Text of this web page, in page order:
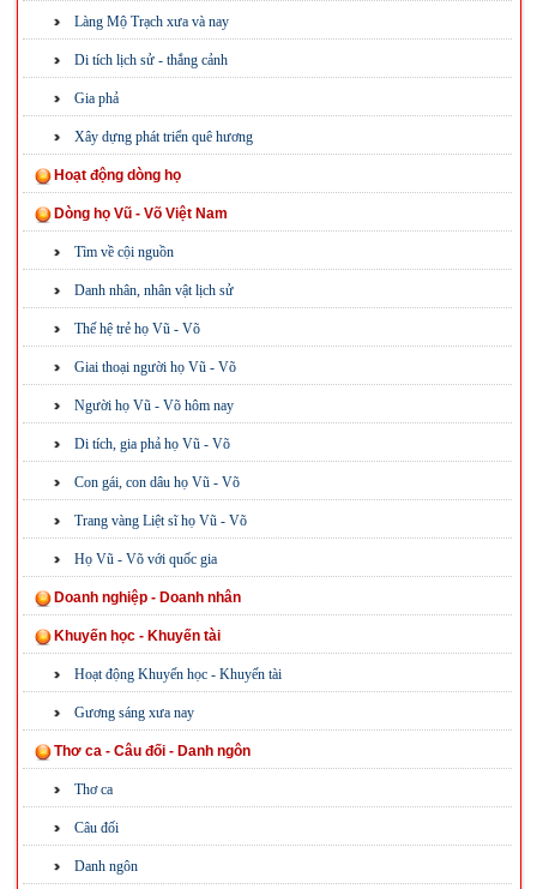
Làng Mộ Trạch xưa và nay
Di tích lịch sử - thắng cảnh
Gia phả
Xây dựng phát triển quê hương
Hoạt động dòng họ
Dòng họ Vũ - Võ Việt Nam
Tìm về cội nguồn
Danh nhân, nhân vật lịch sử
Thế hệ trẻ họ Vũ - Võ
Giai thoại người họ Vũ - Võ
Người họ Vũ - Võ hôm nay
Di tích, gia phả họ Vũ - Võ
Con gái, con dâu họ Vũ - Võ
Trang vàng Liệt sĩ họ Vũ - Võ
Họ Vũ - Võ với quốc gia
Doanh nghiệp - Doanh nhân
Khuyến học - Khuyến tài
Hoạt động Khuyến học - Khuyến tài
Gương sáng xưa nay
Thơ ca - Câu đối - Danh ngôn
Thơ ca
Câu đối
Danh ngôn